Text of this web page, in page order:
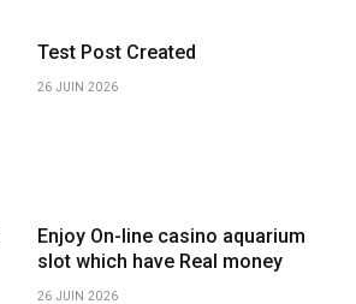
Test Post Created
26 JUIN 2026
Enjoy On-line casino aquarium
slot which have Real money
26 JUIN 2026